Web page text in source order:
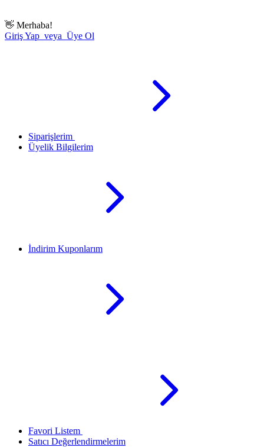
👋 Merhaba!
Giriş Yap veya Üye Ol
Siparişlerim
Üyelik Bilgilerim
İndirim Kuponlarım
Favori Listem
Satıcı Değerlendirmelerim